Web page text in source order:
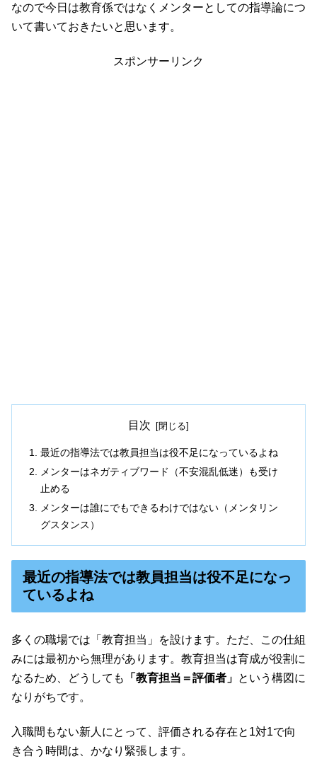
なので今日は教育係ではなくメンターとしての指導論につ
いて書いておきたいと思います。
スポンサーリンク
目次
最近の指導法では教員担当は役不足になっているよね
メンターはネガティブワード（不安混乱低迷）も受け
止める
メンターは誰にでもできるわけではない（メンタリン
グスタンス）
最近の指導法では教員担当は役不足になっ
ているよね
多くの職場では「教育担当」を設けます。ただ、この仕組
みには最初から無理があります。教育担当は育成が役割に
なるため、どうしても
「教育担当＝評価者」 という構図に
なりがちです。
入職間もない新人にとって、評価される存在と1対1で向
き合う時間は、かなり緊張します。